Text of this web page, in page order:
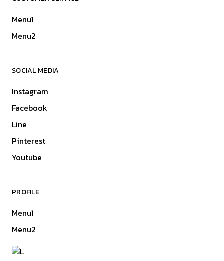
Menu1
Menu2
SOCIAL MEDIA
Instagram
Facebook
Line
Pinterest
Youtube
PROFILE
Menu1
Menu2